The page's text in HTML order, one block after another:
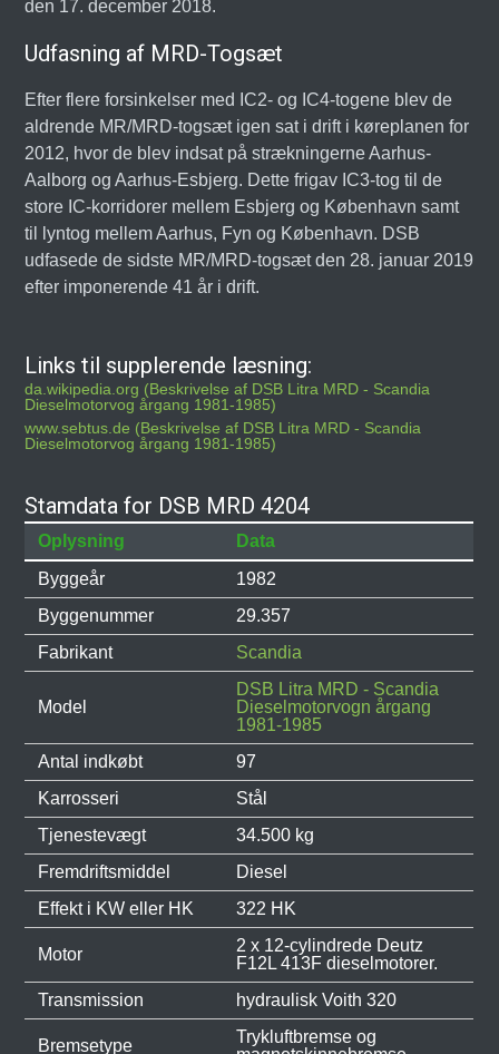
den 17. december 2018.
Udfasning af MRD-Togsæt
Efter flere forsinkelser med IC2- og IC4-togene blev de
aldrende MR/MRD-togsæt igen sat i drift i køreplanen for
2012, hvor de blev indsat på strækningerne Aarhus-
Aalborg og Aarhus-Esbjerg. Dette frigav IC3-tog til de
store IC-korridorer mellem Esbjerg og København samt
til lyntog mellem Aarhus, Fyn og København. DSB
udfasede de sidste MR/MRD-togsæt den 28. januar 2019
efter imponerende 41 år i drift.
Links til supplerende læsning:
da.wikipedia.org (Beskrivelse af DSB Litra MRD - Scandia
Dieselmotorvog årgang 1981-1985)
www.sebtus.de (Beskrivelse af DSB Litra MRD - Scandia
Dieselmotorvog årgang 1981-1985)
Stamdata for DSB MRD 4204
Oplysning
Data
Byggeår
1982
Byggenummer
29.357
Fabrikant
Scandia
Model
DSB Litra MRD - Scandia
Dieselmotorvogn årgang
1981-1985
Antal indkøbt
97
Karrosseri
Stål
Tjenestevægt
34.500 kg
Fremdriftsmiddel
Diesel
Effekt i KW eller HK
322 HK
Motor
2 x 12-cylindrede Deutz
F12L 413F dieselmotorer.
Transmission
hydraulisk Voith 320
Bremsetype
Trykluftbremse og